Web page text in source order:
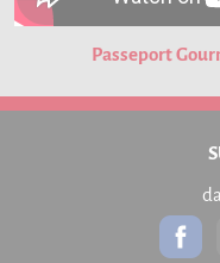
Passeport